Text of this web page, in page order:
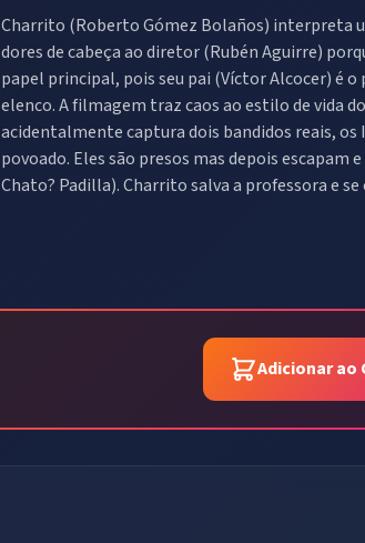
Charrito (Roberto Gómez Bolaños) interpreta
dores de cabeça ao diretor (Rubén Aguirre)
papel principal, pois seu pai (Víctor Alcocer) é
elenco. A filmagem traz caos ao estilo de vida
acidentalmente captura dois bandidos reais,
povoado. Eles são presos mas depois escapam
Chato? Padilla). Charrito salva a professora e se
Adicionar ao